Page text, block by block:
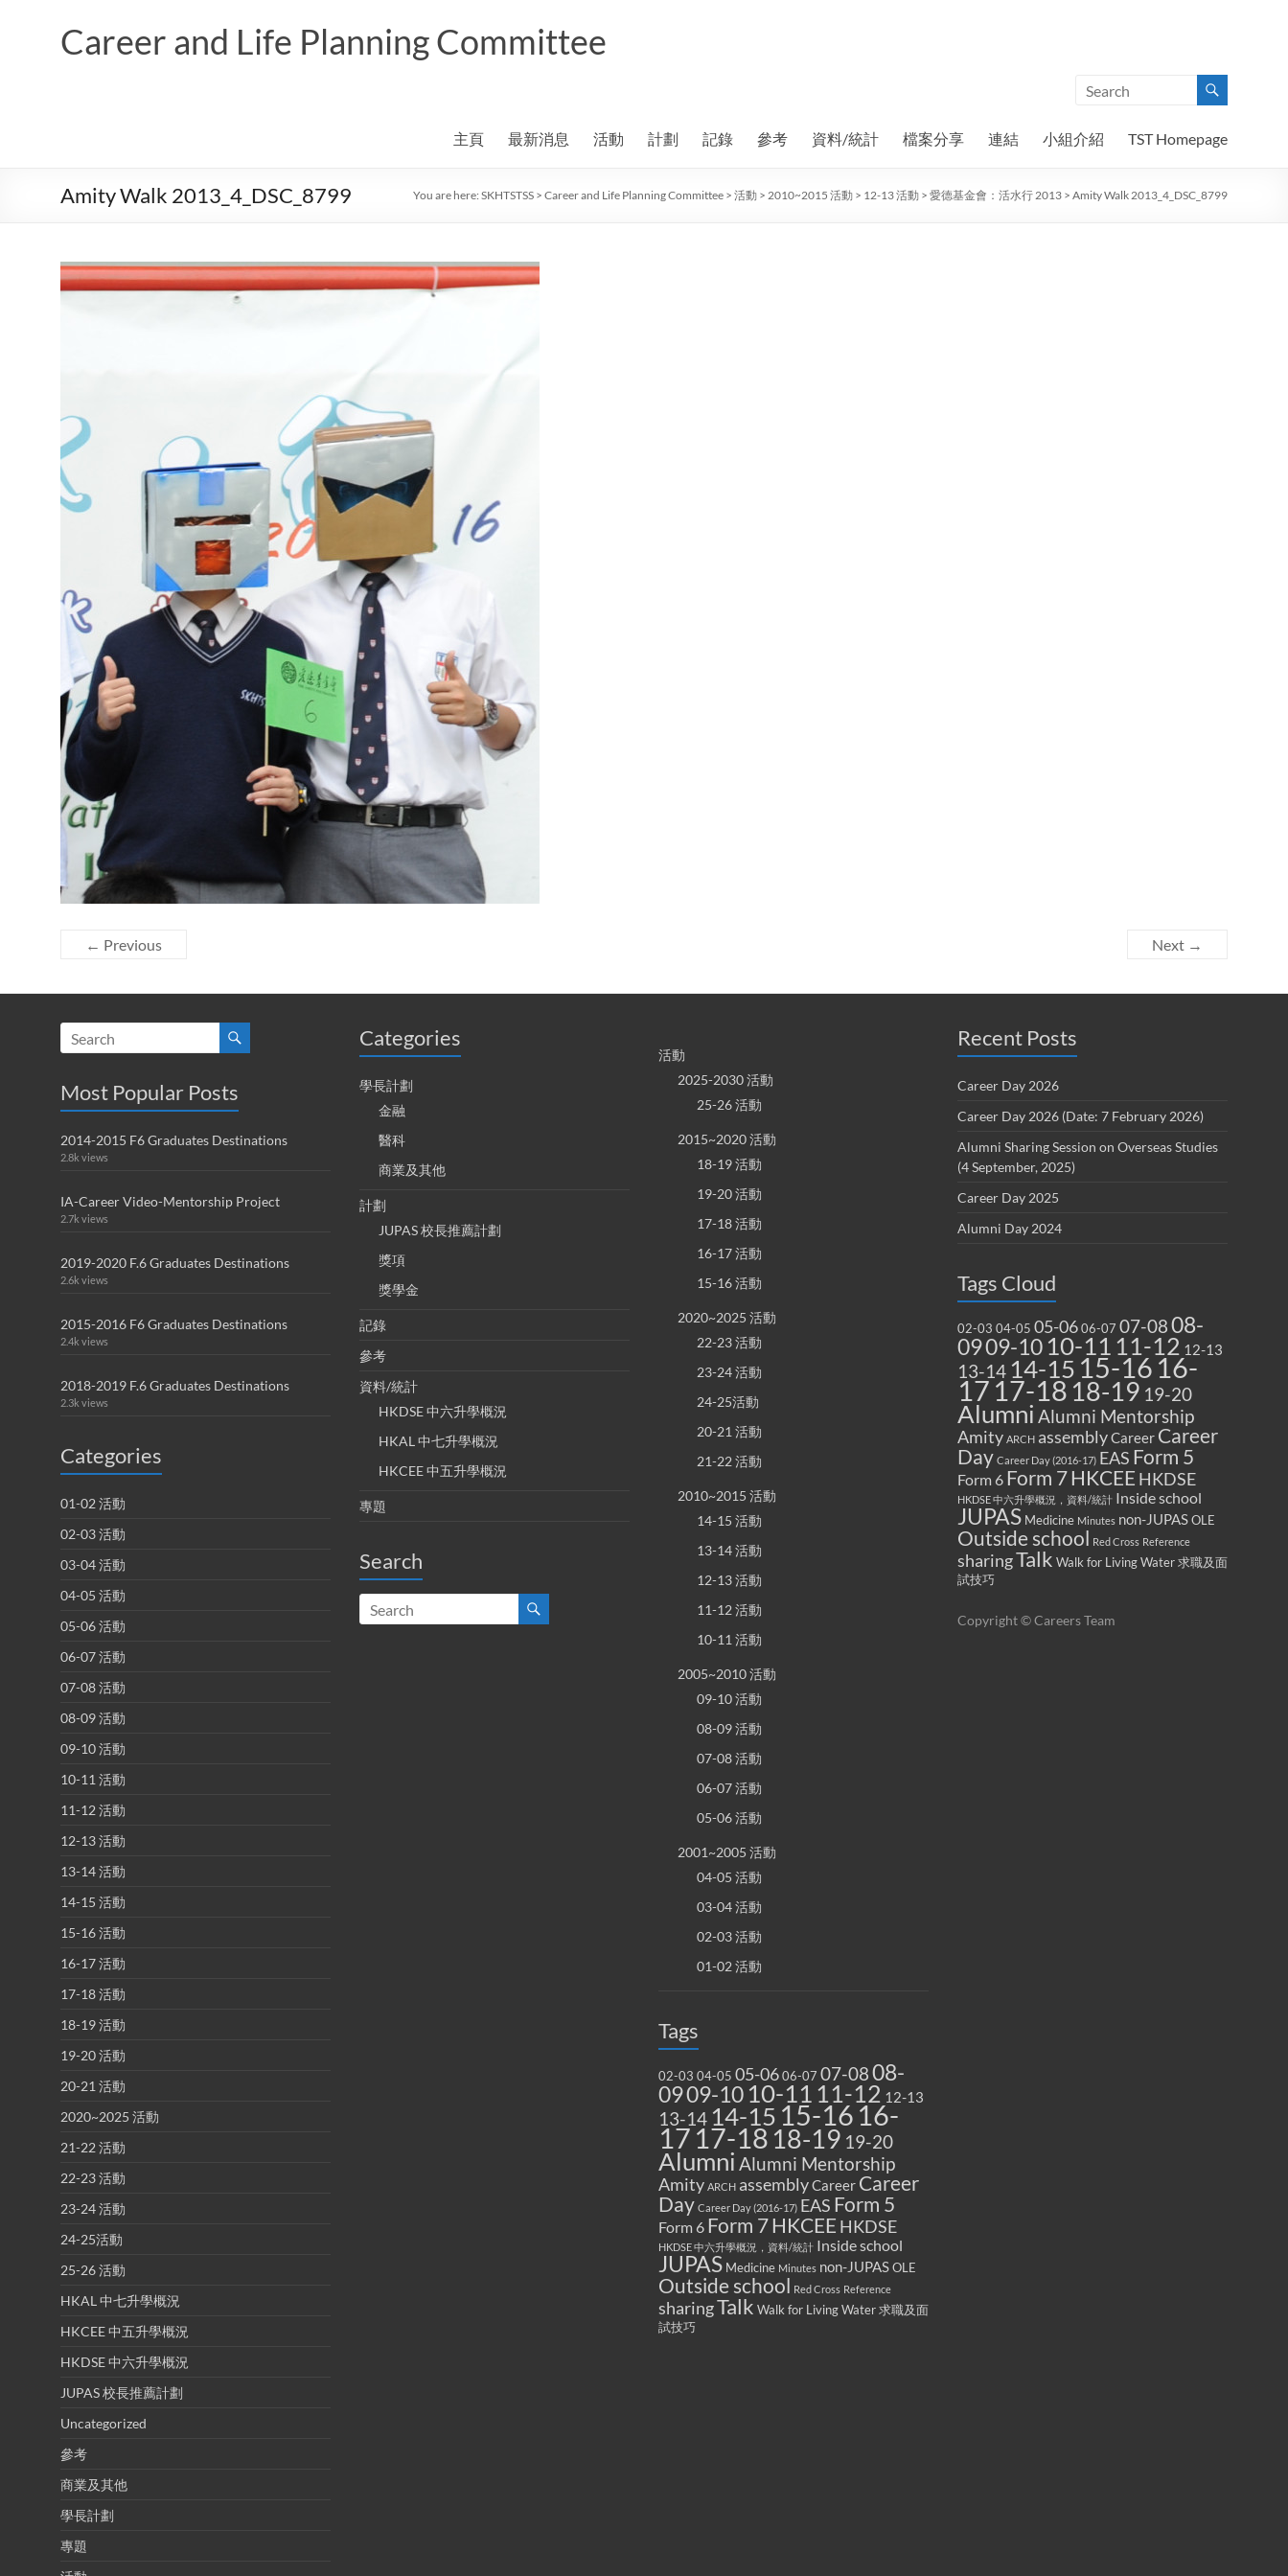
Career and Life Planning Committee
主頁 最新消息 活動 計劃 記錄 參考 資料/統計 檔案分享 連結 小組介紹 TST Homepage
Amity Walk 2013_4_DSC_8799 You are here: SKHTSTSS > Career and Life Planning Committee > 活動 > 2010~2015 活動 > 12-13 活動 > 愛德基金會：活水行 2013 > Amity Walk 2013_4_DSC_8799
← Previous Next →
Most Popular Posts
2014-2015 F6 Graduates Destinations
2.8k views
IA-Career Video-Mentorship Project
2.7k views
2019-2020 F.6 Graduates Destinations
2.6k views
2015-2016 F6 Graduates Destinations
2.4k views
2018-2019 F.6 Graduates Destinations
2.3k views
Categories
01-02 活動
02-03 活動
03-04 活動
04-05 活動
05-06 活動
06-07 活動
07-08 活動
08-09 活動
09-10 活動
10-11 活動
11-12 活動
12-13 活動
13-14 活動
14-15 活動
15-16 活動
16-17 活動
17-18 活動
18-19 活動
19-20 活動
20-21 活動
2020~2025 活動
21-22 活動
22-23 活動
23-24 活動
24-25活動
25-26 活動
HKAL 中七升學概況
HKCEE 中五升學概況
HKDSE 中六升學概況
JUPAS 校長推薦計劃
Uncategorized
參考
商業及其他
學長計劃
專題
Categories
學長計劃
金融
醫科
商業及其他
計劃
JUPAS 校長推薦計劃
獎項
獎學金
記錄
參考
資料/統計
HKDSE 中六升學概況
HKAL 中七升學概況
HKCEE 中五升學概況
專題
Search
活動
2025-2030 活動
25-26 活動
2015~2020 活動
18-19 活動
19-20 活動
17-18 活動
16-17 活動
15-16 活動
2020~2025 活動
22-23 活動
23-24 活動
24-25活動
20-21 活動
21-22 活動
2010~2015 活動
14-15 活動
13-14 活動
12-13 活動
11-12 活動
10-11 活動
2005~2010 活動
09-10 活動
08-09 活動
07-08 活動
06-07 活動
05-06 活動
2001~2005 活動
04-05 活動
03-04 活動
02-03 活動
01-02 活動
Tags
02-03 04-05 05-0606-07 07-0808-
0909-10 10-11 11-12 12-13
13-14 14-15 15-16 16-
17 17-18 18-19 19-20
Alumni Alumni Mentorship
Amity ARCH assemblyCareer Career
Day Career Day (2016-17) EAS Form 5
Form 6 Form 7HKCEE HKDSE
HKDSE 中六升學概況，資料/統計 Inside school
JUPAS Medicine Minutes non-JUPASOLE
Outside school Red Cross Reference
sharingTalk Walk for Living Water求職及面
試技巧
Recent Posts
Career Day 2026
Career Day 2026 (Date: 7 February 2026)
Alumni Sharing Session on Overseas Studies
(4 September, 2025)
Career Day 2025
Alumni Day 2024
Tags Cloud
02-03 04-05 05-0606-07 07-0808-
0909-10 10-11 11-12 12-13
13-14 14-15 15-16 16-
17 17-18 18-19 19-20
Alumni Alumni Mentorship
Amity ARCH assemblyCareer Career
Day Career Day (2016-17) EAS Form 5
Form 6 Form 7HKCEE HKDSE
HKDSE 中六升學概況，資料/統計 Inside school
JUPAS Medicine Minutes non-JUPASOLE
Outside school Red Cross Reference
sharingTalk Walk for Living Water求職及面
試技巧
Copyright © Careers Team